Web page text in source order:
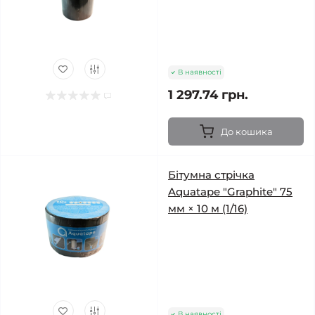
В наявності
1 297.74 грн.
До кошика
Бітумна стрічка
Aquatape "Graphite" 75
мм × 10 м (1/16)